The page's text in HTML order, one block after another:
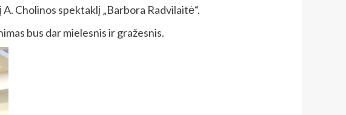
Cholinos spektaklį „Barbora Radvilaitė“.
bus dar mielesnis ir gražesnis.